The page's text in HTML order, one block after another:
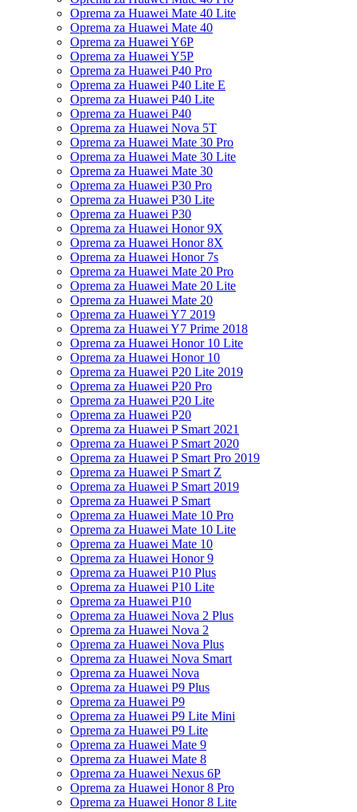
Oprema za Huawei Mate 40 Lite
Oprema za Huawei Mate 40
Oprema za Huawei Y6P
Oprema za Huawei Y5P
Oprema za Huawei P40 Pro
Oprema za Huawei P40 Lite E
Oprema za Huawei P40 Lite
Oprema za Huawei P40
Oprema za Huawei Nova 5T
Oprema za Huawei Mate 30 Pro
Oprema za Huawei Mate 30 Lite
Oprema za Huawei Mate 30
Oprema za Huawei P30 Pro
Oprema za Huawei P30 Lite
Oprema za Huawei P30
Oprema za Huawei Honor 9X
Oprema za Huawei Honor 8X
Oprema za Huawei Honor 7s
Oprema za Huawei Mate 20 Pro
Oprema za Huawei Mate 20 Lite
Oprema za Huawei Mate 20
Oprema za Huawei Y7 2019
Oprema za Huawei Y7 Prime 2018
Oprema za Huawei Honor 10 Lite
Oprema za Huawei Honor 10
Oprema za Huawei P20 Lite 2019
Oprema za Huawei P20 Pro
Oprema za Huawei P20 Lite
Oprema za Huawei P20
Oprema za Huawei P Smart 2021
Oprema za Huawei P Smart 2020
Oprema za Huawei P Smart Pro 2019
Oprema za Huawei P Smart Z
Oprema za Huawei P Smart 2019
Oprema za Huawei P Smart
Oprema za Huawei Mate 10 Pro
Oprema za Huawei Mate 10 Lite
Oprema za Huawei Mate 10
Oprema za Huawei Honor 9
Oprema za Huawei P10 Plus
Oprema za Huawei P10 Lite
Oprema za Huawei P10
Oprema za Huawei Nova 2 Plus
Oprema za Huawei Nova 2
Oprema za Huawei Nova Plus
Oprema za Huawei Nova Smart
Oprema za Huawei Nova
Oprema za Huawei P9 Plus
Oprema za Huawei P9
Oprema za Huawei P9 Lite Mini
Oprema za Huawei P9 Lite
Oprema za Huawei Mate 9
Oprema za Huawei Mate 8
Oprema za Huawei Nexus 6P
Oprema za Huawei Honor 8 Pro
Oprema za Huawei Honor 8 Lite